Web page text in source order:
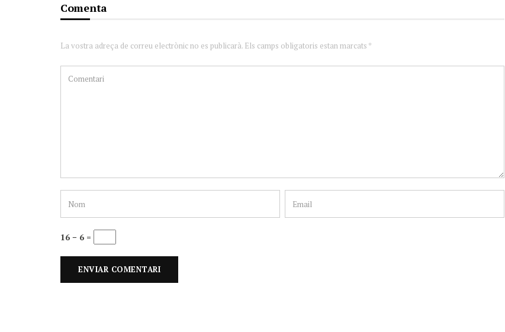
Comenta
La vostra adreça de correu electrònic no es publicarà. Els camps obligatoris estan marcats *
16 − 6 =